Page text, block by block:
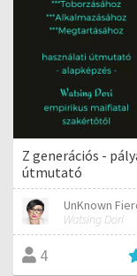
Z generációs -
útmutató
UnKnown
Watsing Dori
4